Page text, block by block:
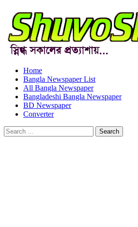
Home
Bangla Newspaper List
All Bangla Newspaper
Bangladeshi Bangla Newspaper
BD Newspaper
Converter
Search
for: